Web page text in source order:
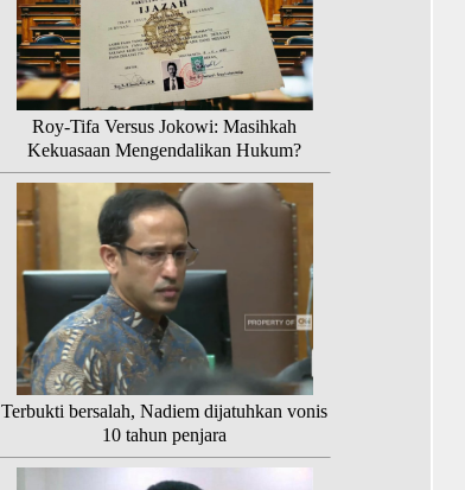
Roy-Tifa Versus Jokowi: Masihkah
Kekuasaan Mengendalikan Hukum?
Terbukti bersalah, Nadiem dijatuhkan vonis
10 tahun penjara